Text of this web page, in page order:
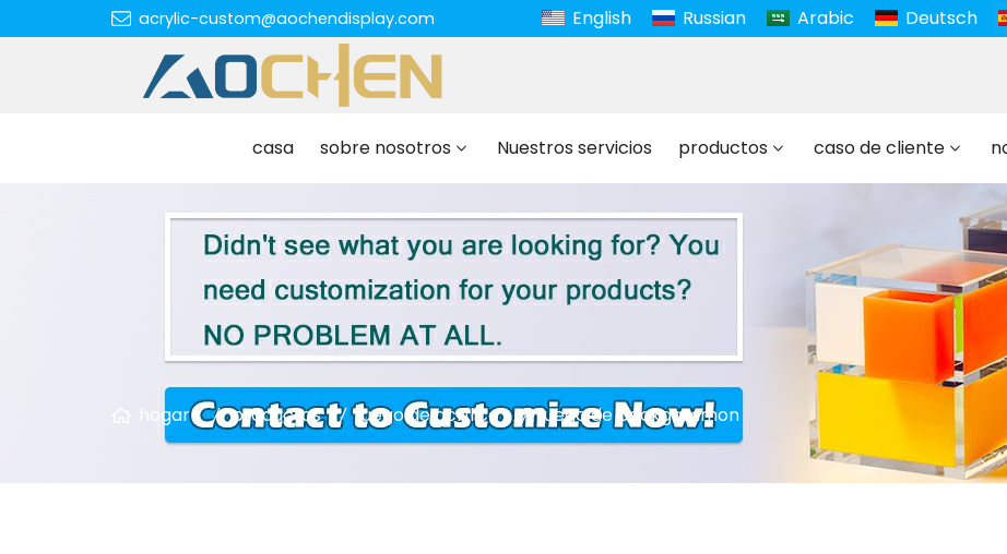
acrylic-custom@aochendisplay.com English Russian Arabic Deutsch
casa sobre nosotros Nuestros servicios productos caso de cliente
hogar productos juego de acrílico juego de backgammon